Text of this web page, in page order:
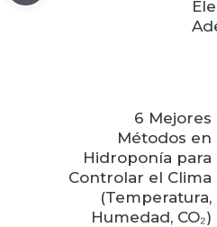
6 Mejores
Métodos en
Hidroponía para
Controlar el Clima
(Temperatura,
Humedad, CO₂)